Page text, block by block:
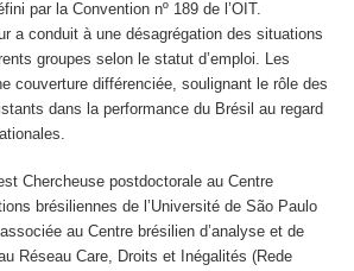
par la Convention nº 189 de l’OIT.
a conduit à une désagrégation des situations
groupes selon le statut d’emploi. Les
couverture différenciée, soulignant le rôle des
dans la performance du Brésil au regard
Chercheuse postdoctorale au Centre
brésiliennes de l’Université de São Paulo
au Centre brésilien d’analyse et de
Réseau Care, Droits et Inégalités (Rede